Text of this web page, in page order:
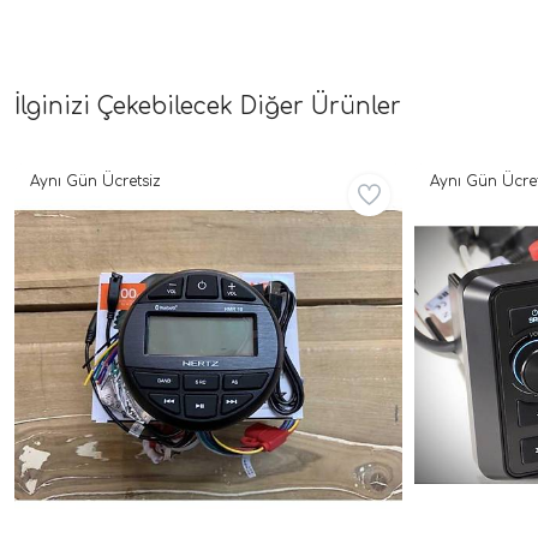
İlginizi Çekebilecek Diğer Ürünler
Aynı Gün Ücretsiz Aynı Gün